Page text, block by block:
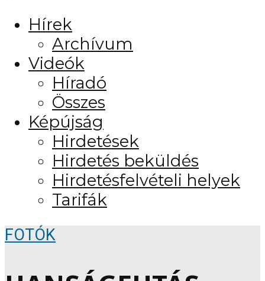
Hírek
Archívum
Videók
Híradó
Összes
Képújság
Hirdetések
Hirdetés beküldés
Hirdetésfelvételi helyek
Tarifák
FOTÓK